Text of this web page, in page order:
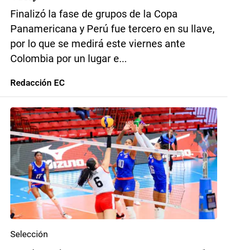
Finalizó la fase de grupos de la Copa
Panamericana y Perú fue tercero en su llave,
por lo que se medirá este viernes ante
Colombia por un lugar e...
Redacción EC
Selección